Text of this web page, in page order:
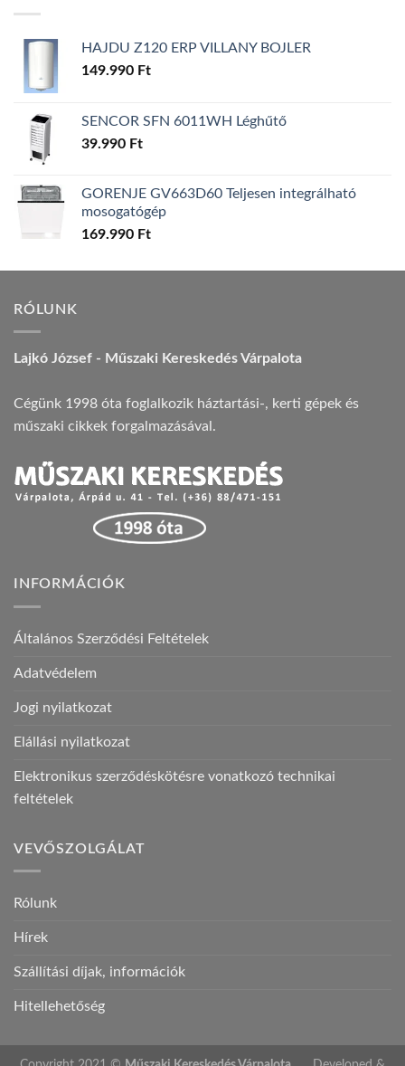
HAJDU Z120 ERP VILLANY BOJLER
149.990 Ft
SENCOR SFN 6011WH Léghűtő
39.990 Ft
GORENJE GV663D60 Teljesen integrálható
mosogatógép
169.990 Ft
RÓLUNK
Lajkó József - Műszaki Kereskedés Várpalota
Cégünk 1998 óta foglalkozik háztartási-, kerti gépek és
műszaki cikkek forgalmazásával.
INFORMÁCIÓK
Általános Szerződési Feltételek
Adatvédelem
Jogi nyilatkozat
Elállási nyilatkozat
Elektronikus szerződéskötésre vonatkozó technikai
feltételek
VEVŐSZOLGÁLAT
Rólunk
Hírek
Szállítási díjak, információk
Hitellehetőség